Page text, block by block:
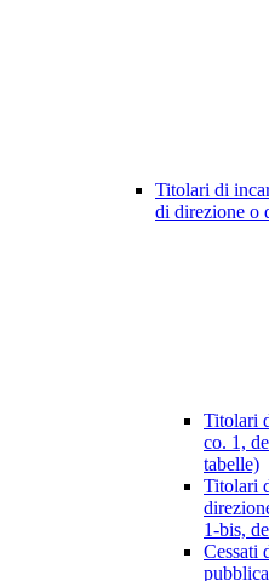
Titolari di
di direzione o
Titolari
co. 1,
tabelle)
Titolari
1-bis,
Cessati